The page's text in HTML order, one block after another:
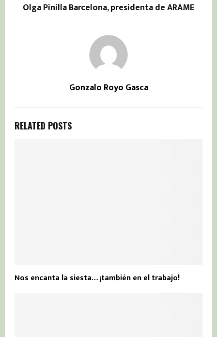
Olga Pinilla Barcelona, presidenta de ARAME
Gonzalo Royo Gasca
RELATED POSTS
Nos encanta la siesta… ¡también en el trabajo!